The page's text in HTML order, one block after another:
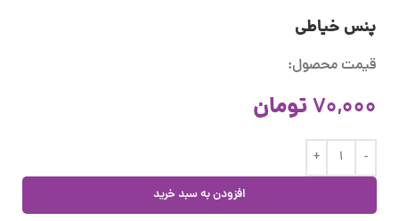
پنس خیاطی
قیمت محصول:
70,000تومان
افزودن به سبد خرید